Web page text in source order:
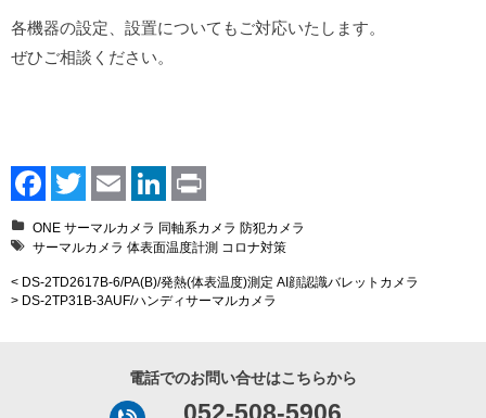
各機器の設定、設置についてもご対応いたします。
ぜひご相談ください。
Facebook LinkedIn
Print
ONE サーマルカメラ 同軸系カメラ 防犯カメラ
サーマルカメラ 体表面温度計測 コロナ対策
< DS-2TD2617B-6/PA(B)/発熱(体表温度)測定 AI顔認識バレットカメラ
> DS-2TP31B-3AUF/ハンディサーマルカメラ
電話でのお問い合せはこちらから
052-508-5906